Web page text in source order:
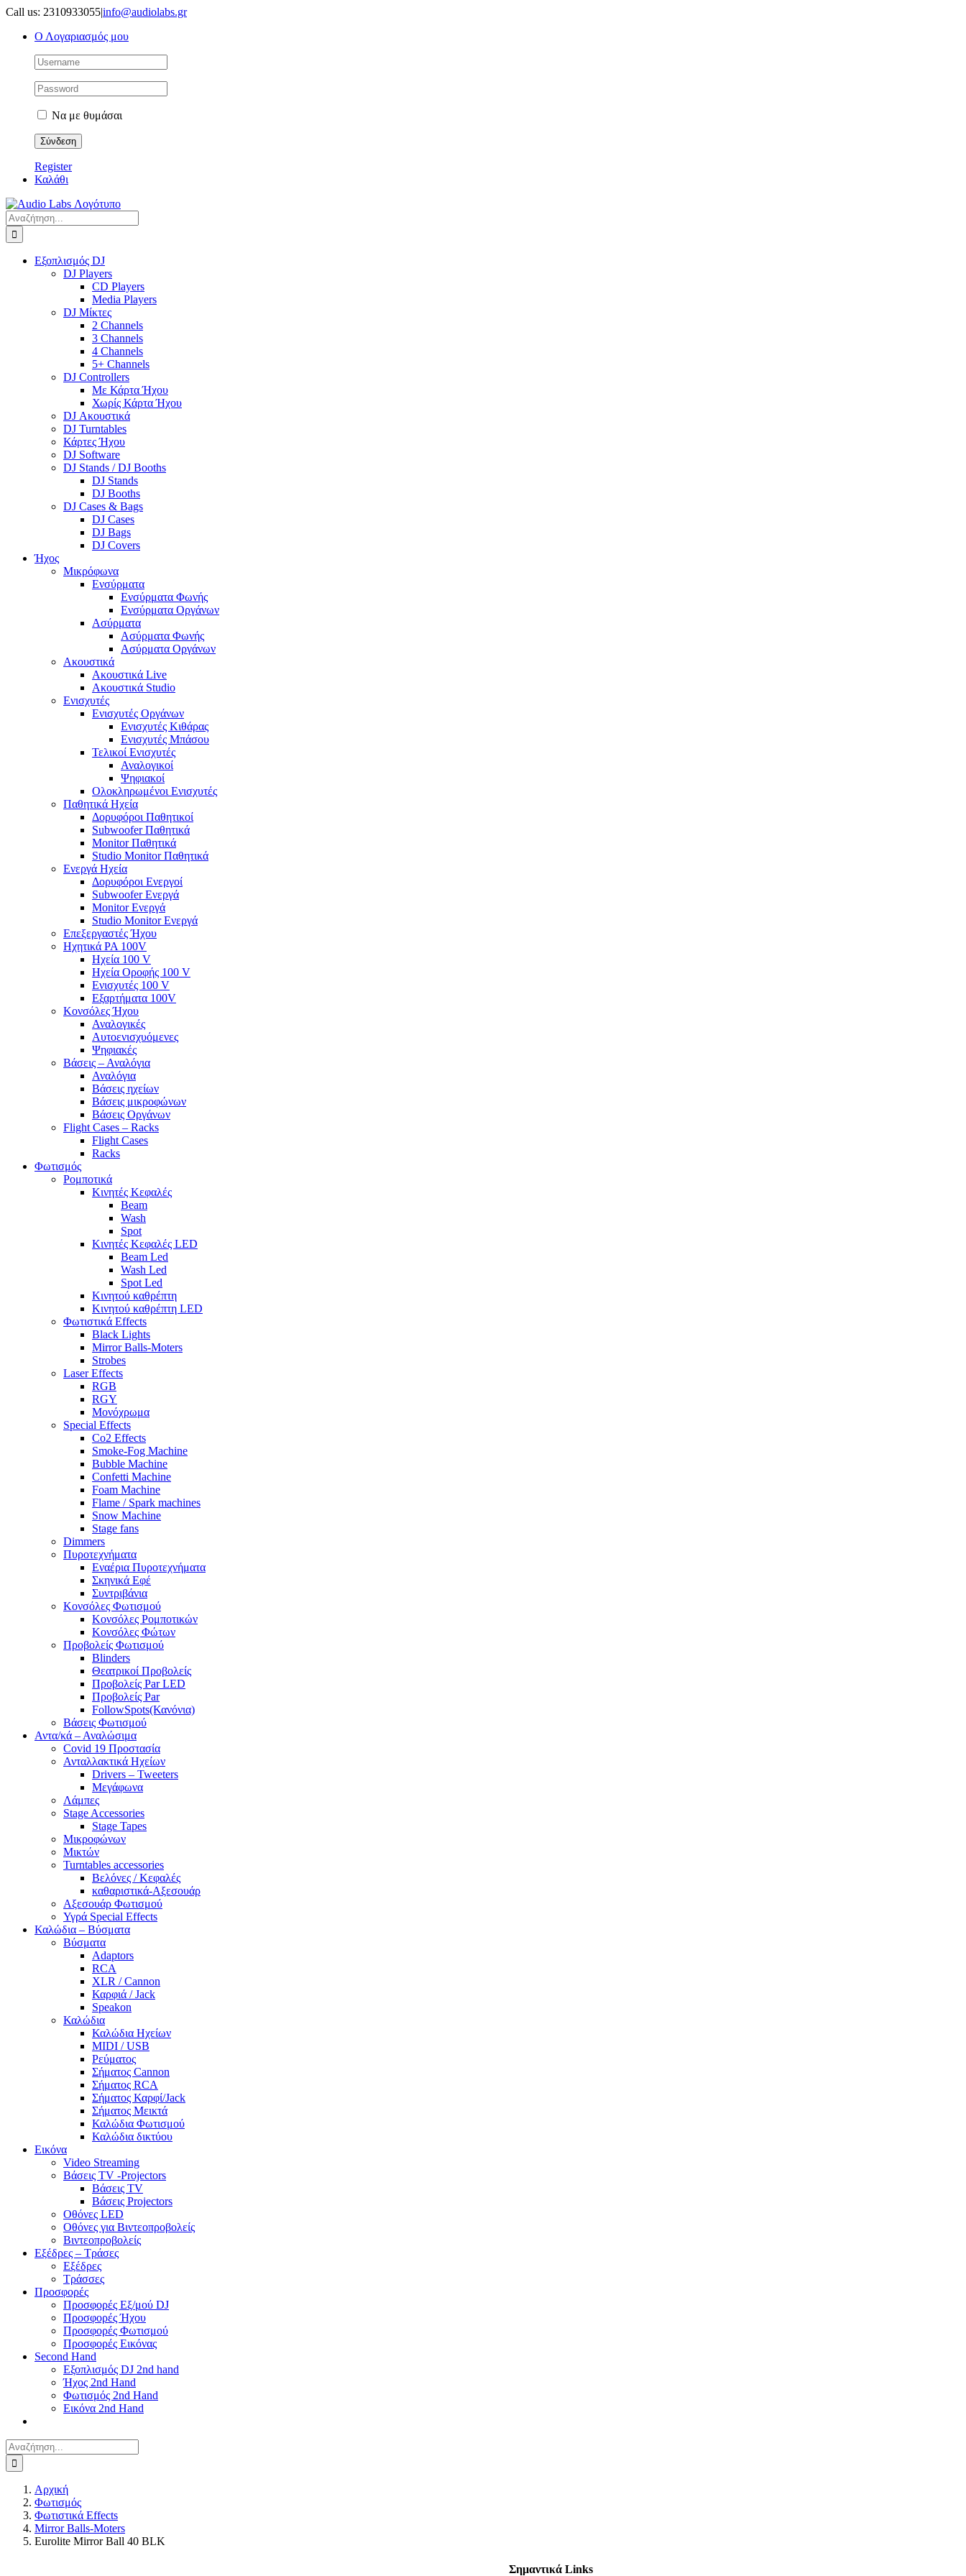
Μετάβαση
περιεχόμενο
Call us: 2310933055|info@audiolabs.gr
Ο Λογαριασμός μου
Να με θυμάσαι
Register
Καλάθι
Αναζήτηση
για:
Εξοπλισμός DJ
DJ Players
CD Players
Media Players
DJ Μίκτες
2 Channels
3 Channels
4 Channels
5+ Channels
DJ Controllers
Με Κάρτα Ήχου
Χωρίς Κάρτα Ήχου
DJ Ακουστικά
DJ Turntables
Κάρτες Ήχου
DJ Software
DJ Stands / DJ Booths
DJ Stands
DJ Booths
DJ Cases & Bags
DJ Cases
DJ Bags
DJ Covers
Ήχος
Μικρόφωνα
Ενσύρματα
Ενσύρματα Φωνής
Ενσύρματα Οργάνων
Ασύρματα
Ασύρματα Φωνής
Ασύρματα Οργάνων
Ακουστικά
Ακουστικά Live
Ακουστικά Studio
Ενισχυτές
Ενισχυτές Οργάνων
Ενισχυτές Κιθάρας
Ενισχυτές Μπάσου
Τελικοί Ενισχυτές
Αναλογικοί
Ψηφιακοί
Ολοκληρωμένοι Ενισχυτές
Παθητικά Ηχεία
Δορυφόροι Παθητικοί
Subwoofer Παθητικά
Monitor Παθητικά
Studio Monitor Παθητικά
Ενεργά Ηχεία
Δορυφόροι Ενεργοί
Subwoofer Ενεργά
Monitor Ενεργά
Studio Monitor Ενεργά
Επεξεργαστές Ήχου
Ηχητικά PA 100V
Ηχεία 100 V
Ηχεία Οροφής 100 V
Ενισχυτές 100 V
Εξαρτήματα 100V
Κονσόλες Ήχου
Αναλογικές
Αυτοενισχυόμενες
Ψηφιακές
Βάσεις – Αναλόγια
Αναλόγια
Βάσεις ηχείων
Βάσεις μικροφώνων
Βάσεις Οργάνων
Flight Cases – Racks
Flight Cases
Racks
Φωτισμός
Ρομποτικά
Κινητές Κεφαλές
Beam
Wash
Spot
Κινητές Κεφαλές LED
Beam Led
Wash Led
Spot Led
Κινητού καθρέπτη
Κινητού καθρέπτη LED
Φωτιστικά Effects
Black Lights
Mirror Balls-Moters
Strobes
Laser Effects
RGB
RGY
Μονόχρωμα
Special Effects
Co2 Effects
Smoke-Fog Machine
Bubble Machine
Confetti Machine
Foam Machine
Flame / Spark machines
Snow Machine
Stage fans
Dimmers
Πυροτεχνήματα
Εναέρια Πυροτεχνήματα
Σκηνικά Εφέ
Συντριβάνια
Κονσόλες Φωτισμού
Κονσόλες Ρομποτικών
Κονσόλες Φώτων
Προβολείς Φωτισμού
Blinders
Θεατρικοί Προβολείς
Προβολείς Par LED
Προβολείς Par
FollowSpots(Κανόνια)
Βάσεις Φωτισμού
Αντα/κά – Αναλώσιμα
Covid 19 Προστασία
Ανταλλακτικά Ηχείων
Drivers – Tweeters
Μεγάφωνα
Λάμπες
Stage Accessories
Stage Tapes
Μικροφώνων
Μικτών
Turntables accessories
Βελόνες / Κεφαλές
καθαριστικά-Αξεσουάρ
Αξεσουάρ Φωτισμού
Υγρά Special Effects
Καλώδια – Βύσματα
Βύσματα
Adaptors
RCA
XLR / Cannon
Καρφιά / Jack
Speakon
Καλώδια
Καλώδια Ηχείων
MIDI / USB
Ρεύματος
Σήματος Cannon
Σήματος RCA
Σήματος Καρφί/Jack
Σήματος Μεικτά
Καλώδια Φωτισμού
Καλώδια δικτύου
Εικόνα
Video Streaming
Βάσεις TV -Projectors
Βάσεις TV
Βάσεις Projectors
Οθόνες LED
Οθόνες για Βιντεοπροβολείς
Βιντεοπροβολείς
Εξέδρες – Τράσες
Εξέδρες
Τράσσες
Προσφορές
Προσφορές Εξ/μού DJ
Προσφορές Ήχου
Προσφορές Φωτισμού
Προσφορές Εικόνας
Second Hand
Εξοπλισμός DJ 2nd hand
Ήχος 2nd Hand
Φωτισμός 2nd Hand
Εικόνα 2nd Hand
Αναζήτηση
για:
Αρχική
Φωτισμός
Φωτιστικά Effects
Mirror Balls-Moters
Eurolite Mirror Ball 40 BLK
Σημαντικά Links